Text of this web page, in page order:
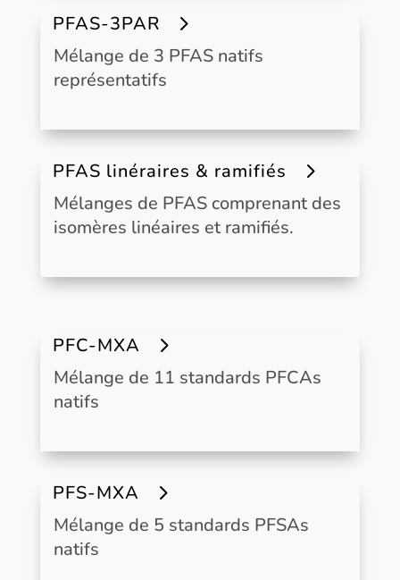
PFAS-3PAR
Mélange de 3 PFAS natifs
représentatifs
PFAS linéraires & ramifiés
Mélanges de PFAS comprenant des
isomères linéaires et ramifiés.
PFC-MXA
Mélange de 11 standards PFCAs
natifs
PFS-MXA
Mélange de 5 standards PFSAs
natifs